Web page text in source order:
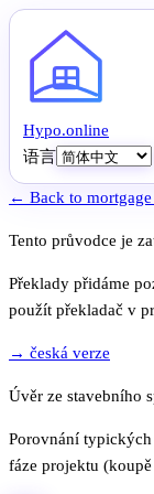
Hypo.online
语言
← Back to mortgage
Tento průvodce je
Překlady přidáme
použít překladač v
→ česká verze
Úvěr ze stavebního
Porovnání
fáze projektu